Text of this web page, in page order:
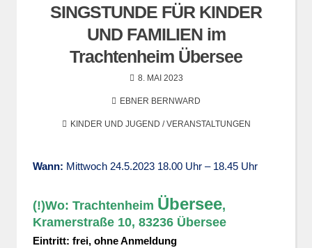
SINGSTUNDE FÜR KINDER
UND FAMILIEN im
Trachtenheim Übersee
8. MAI 2023
EBNER BERNWARD
KINDER UND JUGEND /VERANSTALTUNGEN
Wann: Mittwoch 24.5.2023 18.00 Uhr – 18.45 Uhr
(!)Wo: Trachtenheim Übersee,
Kramerstraße 10, 83236 Übersee
Eintritt: frei, ohne Anmeldung